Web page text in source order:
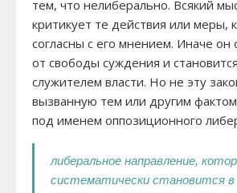
тем, что нелиберально. Всякий
критикует те действия или меры,
согласны с его мнением. Иначе он
от свободы суждения и
служителем власти. Но не эту
вызванную тем или другим
под именем оппозиционного
либеральное направление,
систематически становится в